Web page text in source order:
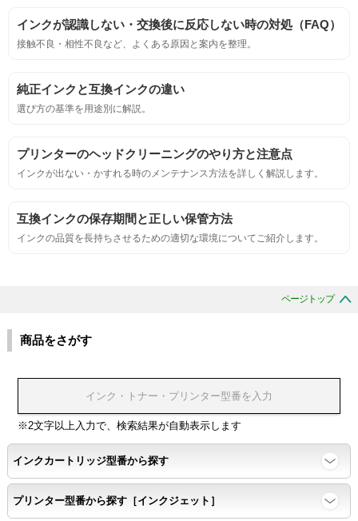
鮮やか、リアル、彩度、シャープなど、
におい
互換性
色同士のにじみがないこと。
浸透性
浸透性テスト用のサンプルを印刷する。
任意の色を背景として使用し、
背景と違う色で8号サイズのArialフォントで
鮮明に印刷できること。
インクが認識しない・交換後に反応しない時の対処（FAQ）
接触不良・相性不良など、よくある原因と案内を整理。
純正インクと互換インクの違い
選び方の基準を用途別に解説。
プリンターのヘッドクリーニングのやり方と注意点
インクが出ない・かすれる時のメンテナンス方法を詳しく解説します。
互換インクの保存期間と正しい保管方法
インクの品質を長持ちさせるための適切な環境についてご紹介します。
ページトップ
商品をさがす
※2文字以上入力で、検索結果が自動表示します
インクカートリッジ型番から探す
プリンター型番から探す［インクジェット］